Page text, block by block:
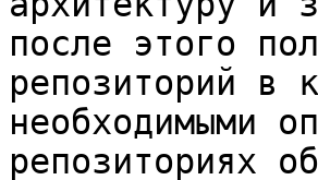
после этого
репозиторий в
необходимыми
репозиториях